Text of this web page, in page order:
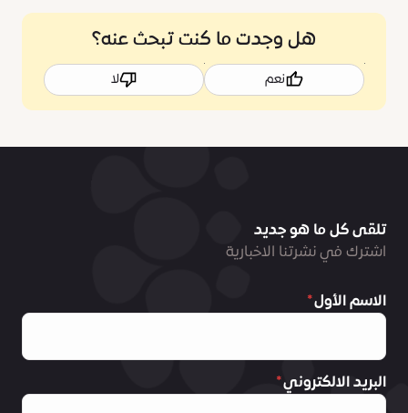
هل وجدت ما كنت تبحث عنه؟
نعم لا
تلقى كل ما هو جديد
اشترك في نشرتنا الاخبارية
الاسم الأول
البريد الالكتروني